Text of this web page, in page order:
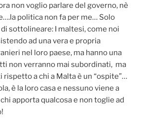
non voglio parlare del governo, nè
politica non fa per me… Solo
sottolineare: I maltesi, come noi
ad una vera e propria
nel loro paese, ma hanno una
non verranno mai subordinati, ma
a chi a Malta è un “ospite”…
è la loro casa e nessuno viene a
apporta qualcosa e non toglie ad